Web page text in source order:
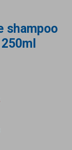
shampoo